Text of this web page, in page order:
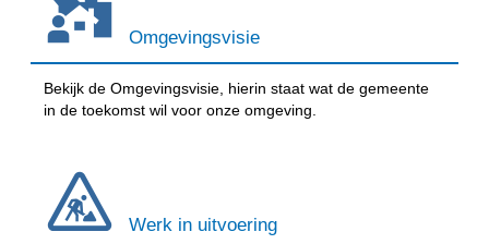
Omgevingsvisie
Bekijk de Omgevingsvisie, hierin staat wat de gemeente
in de toekomst wil voor onze omgeving.
Werk in uitvoering